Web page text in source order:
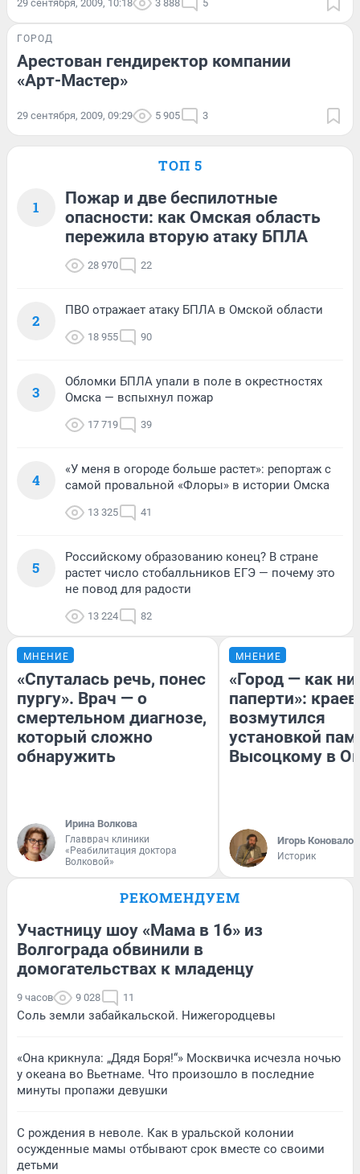
29 сентября, 2009, 10:18 3 888 5
ГОРОД
Арестован гендиректор компании
«Арт-Мастер»
29 сентября, 2009, 09:29 5 905 3
ТОП 5
1
Пожар и две беспилотные
опасности: как Омская область
пережила вторую атаку БПЛА
28 970 22
2
ПВО отражает атаку БПЛА в Омской области
18 955 90
3
Обломки БПЛА упали в поле в окрестностях
Омска — вспыхнул пожар
17 719 39
4
«У меня в огороде больше растет»: репортаж с
самой провальной «Флоры» в истории Омска
13 325 41
5
Российскому образованию конец? В стране
растет число стобалльников ЕГЭ — почему это
не повод для радости
13 224 82
МНЕНИЕ
«Спуталась речь, понес
пургу». Врач — о
смертельном диагнозе,
который сложно
обнаружить
Ирина Волкова
Главврач клиники
«Реабилитация доктора
Волковой»
МНЕНИЕ
«Город — как
паперти»:
возмутился
установкой
Высоцкому в
Игорь Коновалов
Историк
РЕКОМЕНДУЕМ
Участницу шоу «Мама в 16» из
Волгограда обвинили в
домогательствах к младенцу
9 часов 9 028 11
Соль земли забайкальской. Нижегородцевы
«Она крикнула: „Дядя Боря!“» Москвичка исчезла ночью
у океана во Вьетнаме. Что произошло в последние
минуты пропажи девушки
С рождения в неволе. Как в уральской колонии
осужденные мамы отбывают срок вместе со своими
детьми